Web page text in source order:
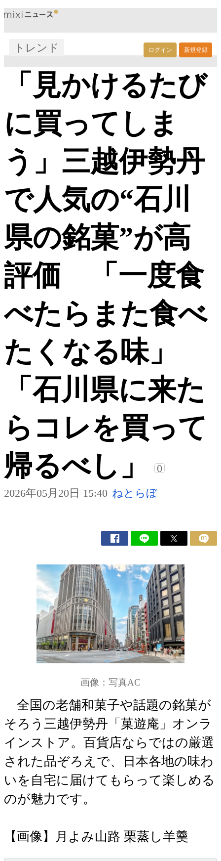
ログイン 新規登録
トレンド
「見かけるたび
に買ってしま
う」三越伊勢丹
で人気の“石川
県の銘菓”が高
評価 「一度食
べたらまた食べ
たくなる味」
「石川県に来た
らコレを買って
帰るべし」
0
2026年05月20日 15:40 ねとらぼ
画像：写真AC
全国の老舗和菓子や話題の銘菓が
そろう三越伊勢丹「菓遊庵」オンラ
インストア。百貨店ならではの厳選
された品ぞろえで、日本各地の味わ
いを自宅に届けてもらって楽しめる
のが魅力です。
【画像】月よみ山路 栗蒸し羊羹